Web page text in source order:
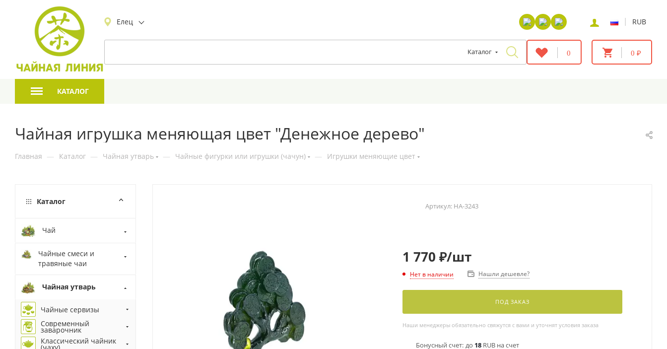
Елец | RUB
Каталог 0 0 ₽
КАТАЛОГ
Чайная игрушка меняющая цвет "Денежное дерево"
Главная — Каталог — Чайная утварь — Чайные фигурки или игрушки (чачун) — Игрушки меняющие цвет
Артикул: HA-3243
1 770 ₽/шт
Нет в наличии Нашли дешевле?
ПОД ЗАКАЗ
Наши менеджеры обязательно свяжутся с вами и уточнят условия заказа
Бонусный счет: до 18RUB на счет
Каталог
Чай
Чайные смеси и
травяные чаи
Чайная утварь
Чайные сервизы
Современный
заварочник
Классический чайник